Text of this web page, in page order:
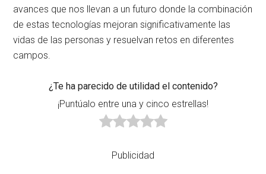
avances que nos llevan a un futuro donde la combinación
de estas tecnologías mejoran significativamente las
vidas de las personas y resuelvan retos en diferentes
campos.
¿Te ha parecido de utilidad el contenido?
¡Puntúalo entre una y cinco estrellas!
Publicidad